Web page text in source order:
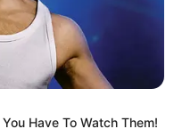
Have To Watch Them!